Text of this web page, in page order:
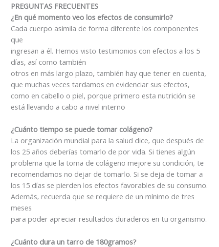
PREGUNTAS FRECUENTES
¿En qué momento veo los efectos de consumirlo?
Cada cuerpo asimila de forma diferente los componentes
que
ingresan a él. Hemos visto testimonios con efectos a los 5
días, así como también
otros en más largo plazo, también hay que tener en cuenta,
que muchas veces tardamos en evidenciar sus efectos,
como en cabello o piel, porque primero esta nutrición se
está llevando a cabo a nivel interno
¿Cuánto tiempo se puede tomar colágeno?
La organización mundial para la salud dice, que después de
los 25 años deberías tomarlo de por vida. Si tienes algún
problema que la toma de colágeno mejore su condición, te
recomendamos no dejar de tomarlo. Si se deja de tomar a
los 15 días se pierden los efectos favorables de su consumo.
Además, recuerda que se requiere de un mínimo de tres
meses
para poder apreciar resultados duraderos en tu organismo.
¿Cuánto dura un tarro de 180gramos?